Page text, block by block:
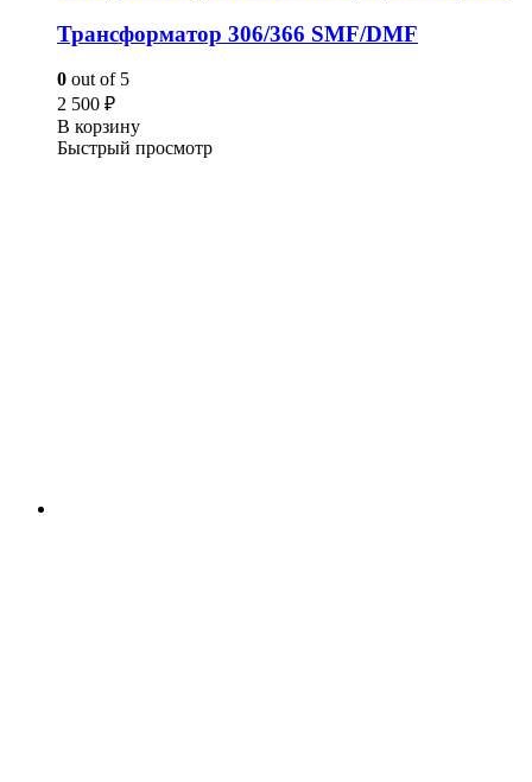
Трансформатор 306/366 SMF/DMF
0 out of 5
2 500 ₽
В корзину
Быстрый просмотр